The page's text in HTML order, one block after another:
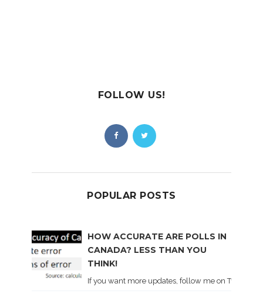
FOLLOW US!
POPULAR POSTS
HOW ACCURATE ARE POLLS IN
CANADA? LESS THAN YOU
THINK!
If you want more updates, follow me on Twitter .